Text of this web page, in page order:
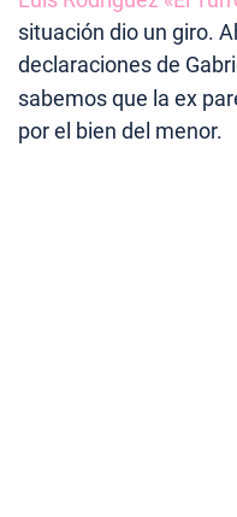
situación dio un giro.
declaraciones de
sabemos que la ex
por el bien del menor.